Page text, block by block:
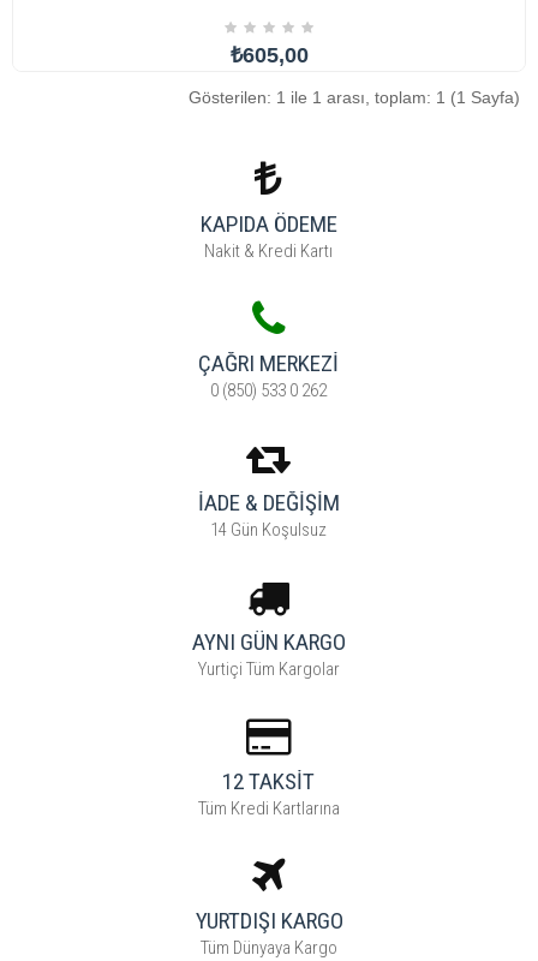
₺605,00
Gösterilen: 1 ile 1 arası, toplam: 1 (1 Sayfa)
KAPIDA ÖDEME
Nakit & Kredi Kartı
ÇAĞRI MERKEZI
0 (850) 533 0 262
İADE & DEĞİŞİM
14 Gün Koşulsuz
AYNI GÜN KARGO
Yurtiçi Tüm Kargolar
12 TAKSİT
Tüm Kredi Kartlarına
YURTDIŞI KARGO
Tüm Dünyaya Kargo